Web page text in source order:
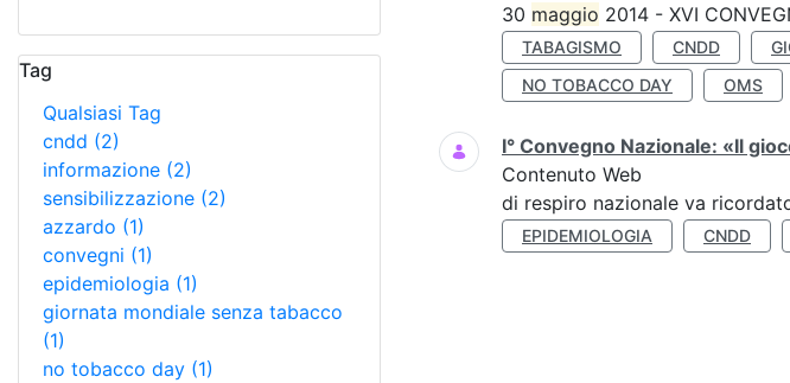
Tag
Qualsiasi Tag
cndd (2)
informazione (2)
sensibilizzazione (2)
azzardo (1)
convegni (1)
epidemiologia (1)
giornata mondiale senza tabacco
(1)
no tobacco day (1)
30 maggio 2014 - XVI
TABAGISMO CNDD
NO TOBACCO DAY
OMS
I° Convegno Nazionale: «Il
Contenuto Web
di respiro nazionale va
EPIDEMIOLOGIA CNDD